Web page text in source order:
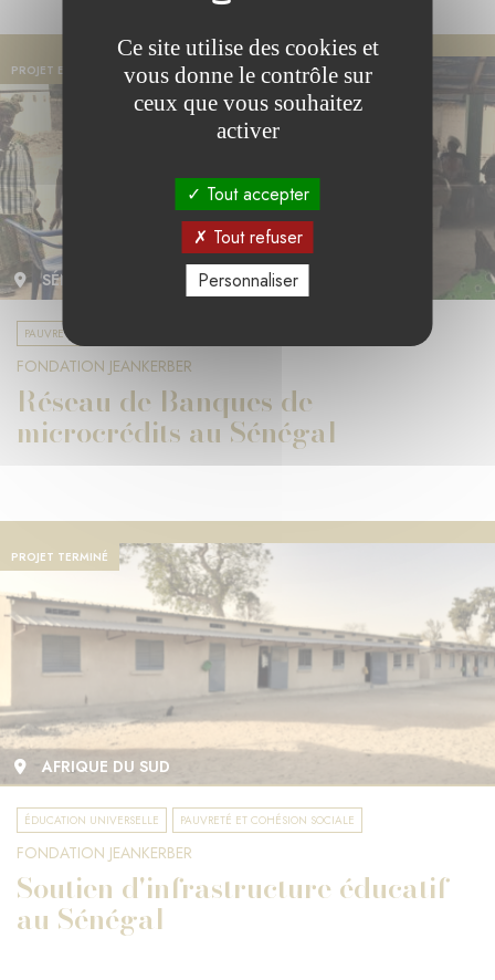
PROJET EN COURS
SÉNÉGAL
PAUVRETÉ ET COHÉSION SOCIALE
FONDATION JEANKERBER
Réseau de Banques de
microcrédits au Sénégal
PROJET TERMINÉ
AFRIQUE DU SUD
ÉDUCATION UNIVERSELLE PAUVRETÉ ET COHÉSION SOCIALE
FONDATION JEANKERBER
Soutien d'infrastructure éducatif
au Sénégal
Ce site utilise des cookies et
vous donne le contrôle sur
ceux que vous souhaitez
activer
Tout accepter
Tout refuser
Personnaliser